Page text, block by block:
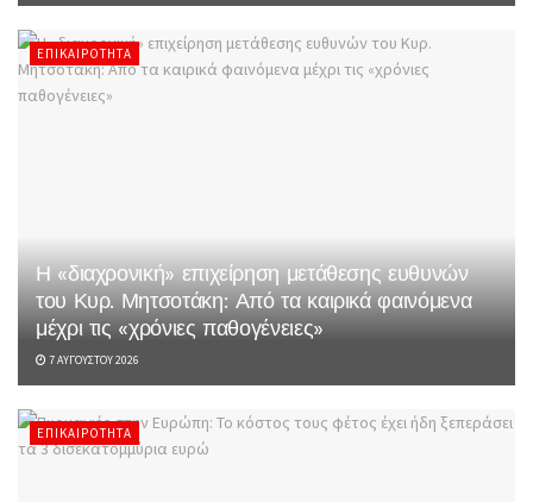
ΕΠΙΚΑΙΡΌΤΗΤΑ
Η «διαχρονική» επιχείρηση μετάθεσης ευθυνών
του Κυρ. Μητσοτάκη: Από τα καιρικά φαινόμενα
μέχρι τις «χρόνιες παθογένειες»
7 ΑΥΓΟΎΣΤΟΥ 2026
ΕΠΙΚΑΙΡΌΤΗΤΑ